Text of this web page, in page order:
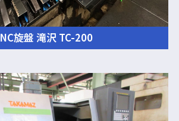
NC旋盤 滝沢 TC-200